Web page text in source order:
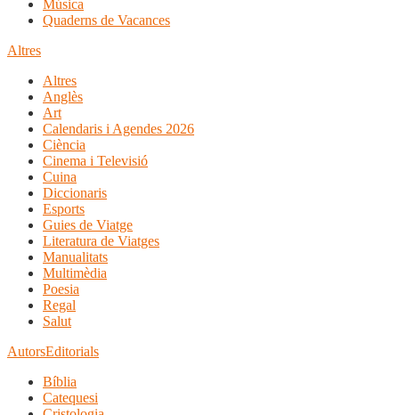
Música
Quaderns de Vacances
Altres
Altres
Anglès
Art
Calendaris i Agendes 2026
Ciència
Cinema i Televisió
Cuina
Diccionaris
Esports
Guies de Viatge
Literatura de Viatges
Manualitats
Multimèdia
Poesia
Regal
Salut
AutorsEditorials
Bíblia
Catequesi